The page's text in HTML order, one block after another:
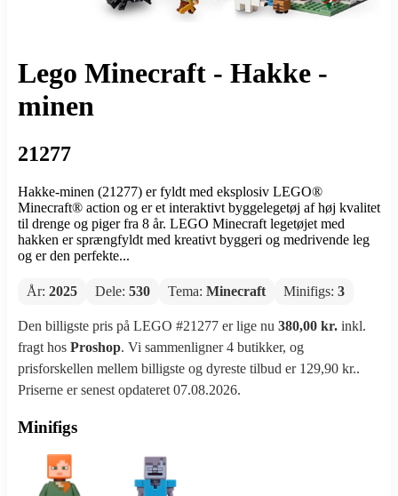
Lego Minecraft - Hakke -
minen
21277
Hakke-minen (21277) er fyldt med eksplosiv LEGO®
Minecraft® action og er et interaktivt byggelegetøj af høj kvalitet
til drenge og piger fra 8 år. LEGO Minecraft legetøjet med
hakken er sprængfyldt med kreativt byggeri og medrivende leg
og er den perfekte...
År: 2025 Dele: 530 Tema: Minecraft Minifigs: 3
Den billigste pris på LEGO #21277 er lige nu 380,00 kr. inkl.
fragt hos Proshop. Vi sammenligner 4 butikker, og
prisforskellen mellem billigste og dyreste tilbud er 129,90 kr..
Priserne er senest opdateret 07.08.2026.
Minifigs